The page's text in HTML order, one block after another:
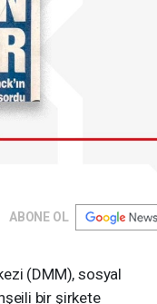
ABONE OL
(DMM), sosyal
bir şirkete